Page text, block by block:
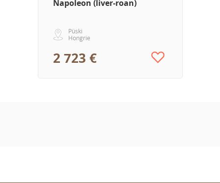
Napoleon (liver-roan)
Püski
Hongrie
2 723 €